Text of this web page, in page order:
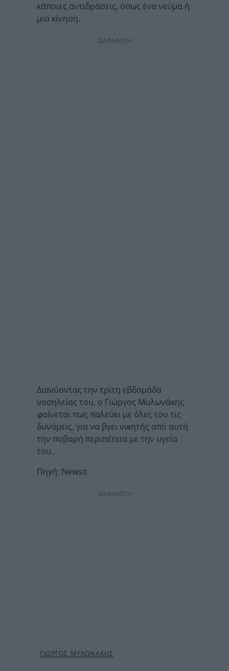
κάποιες αντιδράσεις, όπως ένα νεύμα ή
μια κίνηση.
ΔΙΑΦΗΜΙΣΗ
Διανύοντας την τρίτη εβδομάδα
νοσηλείας του, ο Γιώργος Μυλωνάκης
φαίνεται πως παλεύει με όλες του τις
δυνάμεις, για να βγει νικητής από αυτή
την σοβαρή περιπέτεια με την υγεία
του.
Πηγή: Newsit
ΔΙΑΦΗΜΙΣΗ